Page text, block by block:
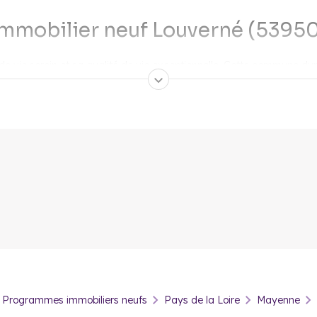
neuf Louverné
pour vivre et investir. Familles et investisseurs y
Programmes immobiliers neufs Pays de la Loire Mayenne